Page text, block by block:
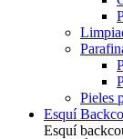
Pieles
Esquí
Esquí